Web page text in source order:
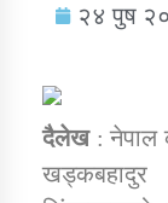
२४ पुष
दैलेख: नेपाल
खड्कबहादुर